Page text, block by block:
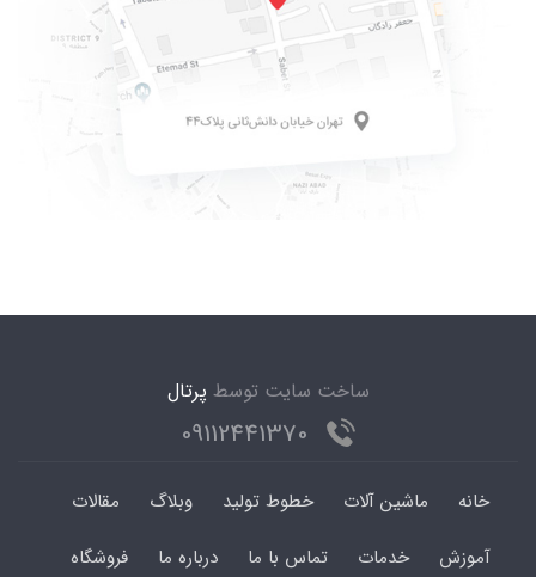
ساخت سایت توسط پرتال
خانه ماشین آلات خطوط تولید وبلاگ
مقالات
آموزش
خدمات تماس با ما درباره ما فروشگاه